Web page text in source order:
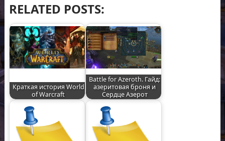
RELATED POSTS:
Краткая история World
of Warcraft
Battle for Azeroth. Гайд:
азеритовая броня и
Сердце Азерот